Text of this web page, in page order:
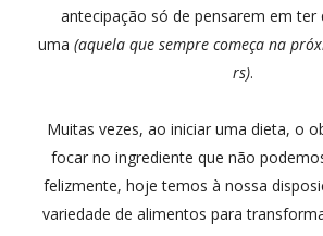
antecipação só de pensarem em ter
uma(aquela que sempre começa na
rs).
Muitas vezes, ao iniciar uma dieta, o
focar no ingrediente que não
felizmente, hoje temos à nossa
variedade de alimentos para